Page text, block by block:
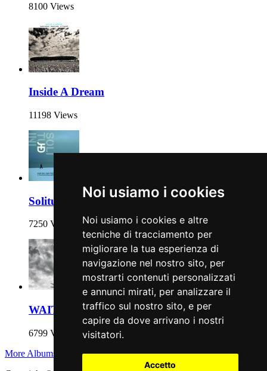
Noi usiamo i cookies
Noi usiamo i cookies e altre
tecniche di tracciamento per
migliorare la tua esperienza di
navigazione nel nostro sito, per
mostrarti contenuti personalizzati
e annunci mirati, per analizzare il
traffico sul nostro sito, e per
capire da dove arrivano i nostri
visitatori.
Accetto
8100 Views
Inside A Dream
11198 Views
Solitudini
7250 Views
WAITS
6799 Views
More Albums